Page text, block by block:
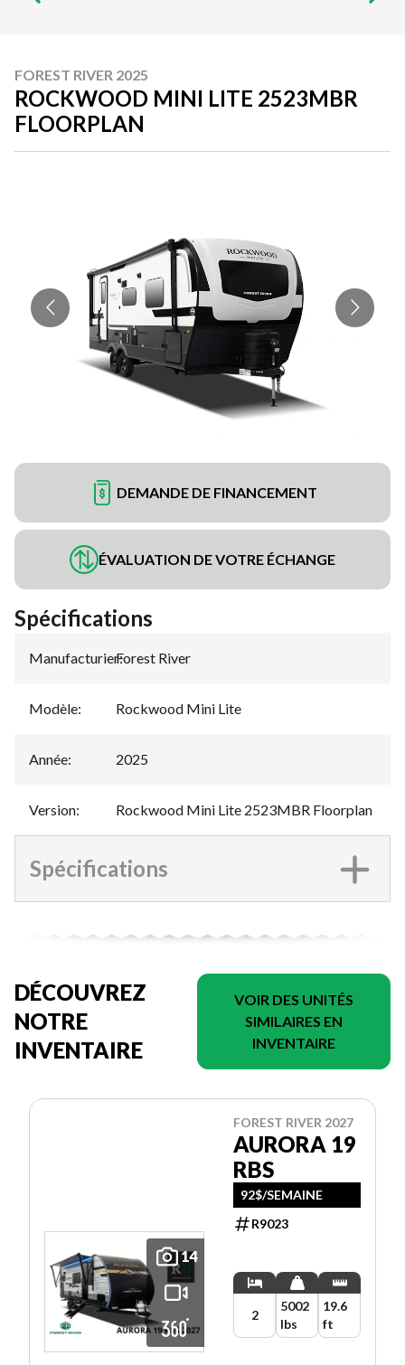
FOREST RIVER 2025
ROCKWOOD MINI LITE 2523MBR
FLOORPLAN
DEMANDE DE FINANCEMENT
ÉVALUATION DE VOTRE ÉCHANGE
Spécifications
Manufacturier:
Forest River
Modèle: Rockwood Mini Lite
Année: 2025
Version: Rockwood Mini Lite 2523MBR Floorplan
Spécifications
DÉCOUVREZ
NOTRE
INVENTAIRE
VOIR DES UNITÉS
SIMILAIRES EN
INVENTAIRE
14
FOREST RIVER 2027
AURORA 19
RBS
92$/SEMAINE
R9023
2
5002
lbs
19.6
ft